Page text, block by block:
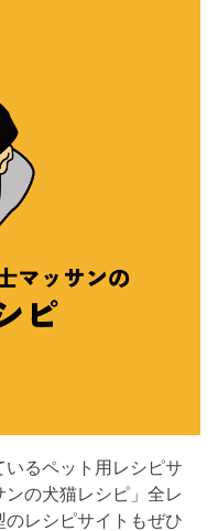
るペット用レシピサ
の犬猫レシピ」全レ
レシピサイトもぜひ